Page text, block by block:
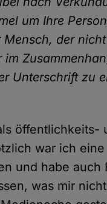
um Ihre
der
Unterschrift zu
öffentlichkeits-
war ich
und habe auch
was mir